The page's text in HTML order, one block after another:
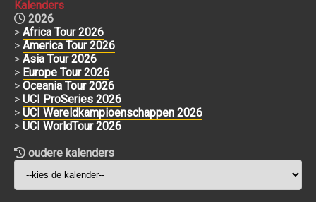
Kalenders
2026
> Africa Tour 2026
> America Tour 2026
> Asia Tour 2026
> Europe Tour 2026
> Oceania Tour 2026
> UCI ProSeries 2026
> UCI Wereldkampioenschappen 2026
> UCI WorldTour 2026
oudere kalenders